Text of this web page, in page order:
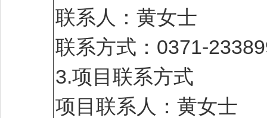
联系人：黄女士
联系方式：0371-
3.项目联系方式
项目联系人：黄女士